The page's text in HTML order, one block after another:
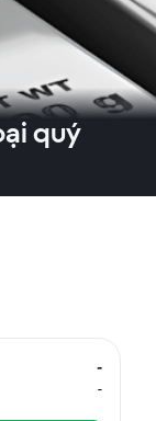
quý
-
-